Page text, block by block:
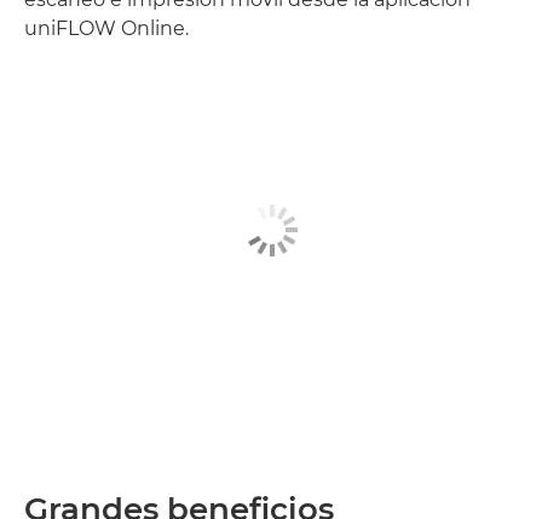
uniFLOW Online.
Grandes beneficios